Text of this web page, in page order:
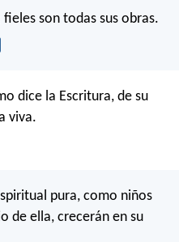
fieles son todas sus obras.
dice la Escritura, de su
viva.
pura, como niños
de ella, crecerán en su